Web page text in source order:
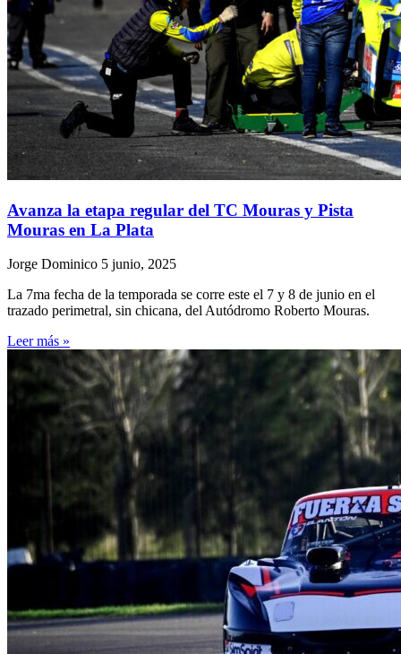
Avanza la etapa regular del TC Mouras y Pista
Mouras en La Plata
Jorge Dominico 5 junio, 2025
La 7ma fecha de la temporada se corre este el 7 y 8 de junio en el
trazado perimetral, sin chicana, del Autódromo Roberto Mouras.
Leer más »